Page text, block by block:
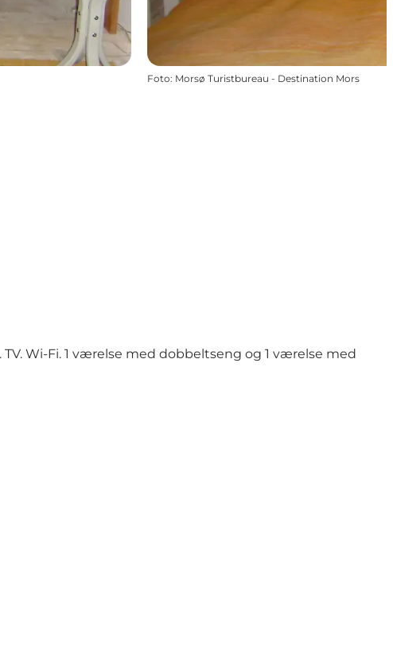
Foto: Morsø Turistbureau - Destination Mors
Wi-Fi. 1 værelse med dobbeltseng og 1 værelse med